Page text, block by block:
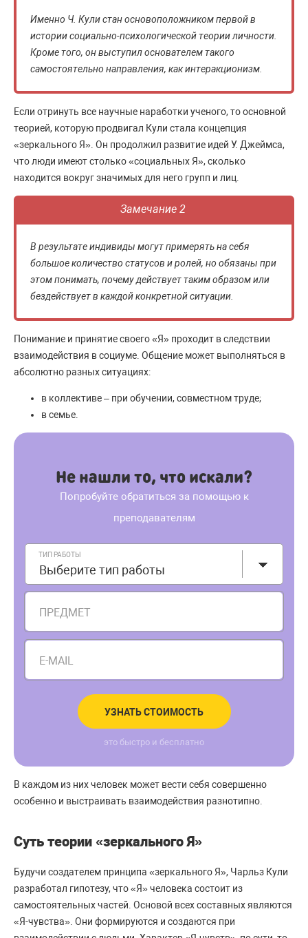
Именно Ч. Кули стан основоположником первой в
истории социально-психологической теории личности.
Кроме того, он выступил основателем такого
самостоятельно направления, как интеракционизм.
Если отринуть все научные наработки ученого, то основной
теорией, которую продвигал Кули стала концепция
«зеркального Я». Он продолжил развитие идей У. Джеймса,
что люди имеют столько «социальных Я», сколько
находится вокруг значимых для него групп и лиц.
Замечание 2
В результате индивиды могут примерять на себя
большое количество статусов и ролей, но обязаны при
этом понимать, почему действует таким образом или
бездействует в каждой конкретной ситуации.
Понимание и принятие своего «Я» проходит в следствии
взаимодействия в социуме. Общение может выполняться в
абсолютно разных ситуациях:
в коллективе – при обучении, совместном труде;
в семье.
Не нашли то, что искали?
Попробуйте обратиться за помощью к
преподавателям
ТИП РАБОТЫ
Выберите тип работы
ПРЕДМЕТ
E-MAIL
УЗНАТЬ СТОИМОСТЬ
это быстро и бесплатно
В каждом из них человек может вести себя совершенно
особенно и выстраивать взаимодействия разнотипно.
Суть теории «зеркального Я»
Будучи создателем принципа «зеркального Я», Чарльз Кули
разработал гипотезу, что «Я» человека состоит из
самостоятельных частей. Основой всех составных являются
«Я-чувства». Они формируются и создаются при